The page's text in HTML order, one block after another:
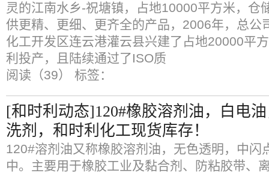
灵的江南水乡-祝塘镇，占地10000平方米，仓
供更精、更细、更齐全的产品，2006年，总公
化工开发区连云港灌云县兴建了占地20000平
利投产，且陆续通过了ISO质
阅读（39） 标签：
[和时利动态]120#橡胶溶剂油，白电
洗剂，和时利化工现货库存！
120#溶剂油又称橡胶溶剂油，无色透明，中闪
中。主要用于橡胶工业及黏合剂、防粘胶带、